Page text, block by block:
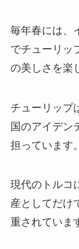
毎年春には、
でチューリッ
の美しさを楽
チューリップ
国のアイデン
担っています。
現代のトルコ
産としてだけ
重されていま